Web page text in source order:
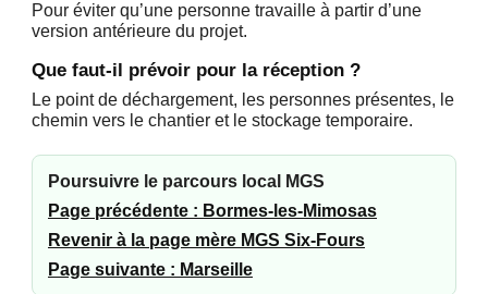
Pour éviter qu’une personne travaille à partir d’une
version antérieure du projet.
Que faut-il prévoir pour la réception ?
Le point de déchargement, les personnes présentes, le
chemin vers le chantier et le stockage temporaire.
Poursuivre le parcours local MGS
Page précédente : Bormes-les-Mimosas
Revenir à la page mère MGS Six-Fours
Page suivante : Marseille